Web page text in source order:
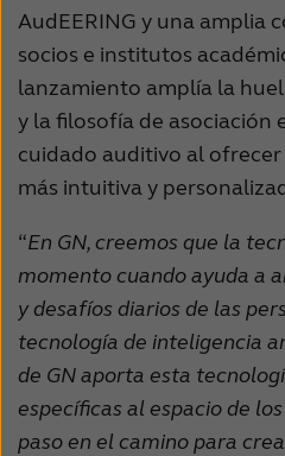
Schweiz
Suomi
Türkçe
United States
عربي
AudEERING y una amplia
socios e institutos
lanzamiento amplía la
y la filosofía de asociación
cuidado auditivo al
más intuitiva y
“En GN, creemos que la
momento cuando ayuda a
y desafíos diarios de las
tecnología de inteligencia
de GN aporta esta
específicas al espacio de
paso en el camino para